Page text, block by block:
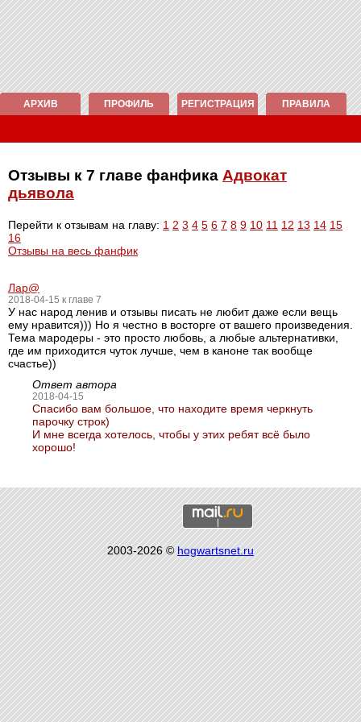
АРХИВ ПРОФИЛЬ РЕГИСТРАЦИЯ ПРАВИЛА
Отзывы к 7 главе фанфика Адвокат
дьявола
Перейти к отзывам на главу: 1 2 3 4 5 6 7 8 9 10 11 12 13 14 15
16
Отзывы на весь фанфик
Лар@
2018-04-15 к главе 7
У нас народ ленив и отзывы писать не любит даже если вещь
ему нравится))) Но я честно в восторге от вашего произведения.
Тема мародеры - это просто любовь, а любые альтернативки,
где им приходится чуток лучше, чем в каноне так вообще
счастье))
Ответ автора
2018-04-15
Спасибо вам большое, что находите время черкнуть
парочку строк)
И мне всегда хотелось, чтобы у этих ребят всё было
хорошо!
2003-2026 ©hogwartsnet.ru